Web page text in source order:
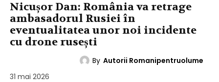
Nicușor Dan: România va retrage
ambasadorul Rusiei în
eventualitatea unor noi incidente
cu drone rusești
By Autorii Romanipentruolume
31 mai 2026